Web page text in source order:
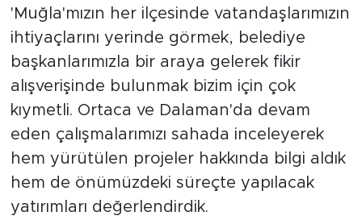
'Muğla'mızın her ilçesinde vatandaşlarımızın
ihtiyaçlarını yerinde görmek, belediye
başkanlarımızla bir araya gelerek fikir
alışverişinde bulunmak bizim için çok
kıymetli. Ortaca ve Dalaman'da devam
eden çalışmalarımızı sahada inceleyerek
hem yürütülen projeler hakkında bilgi aldık
hem de önümüzdeki süreçte yapılacak
yatırımları değerlendirdik.